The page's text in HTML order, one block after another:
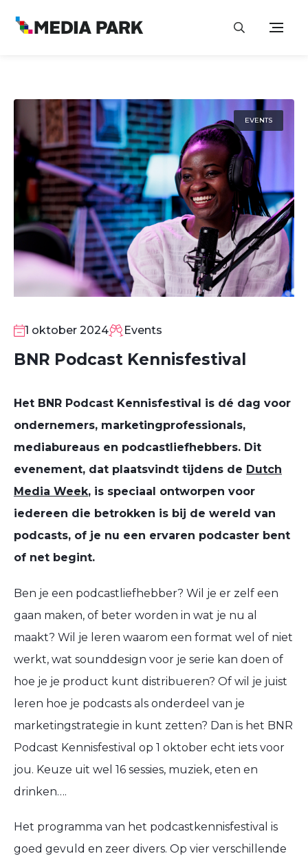
EVENTS
OKT1 oktober 2024 Events
BNR Podcast Kennisfestival
Het BNR Podcast Kennisfestival is dé dag voor
ondernemers, marketingprofessionals,
mediabureaus en podcastliefhebbers. Dit
evenement, dat plaatsvindt tijdens de Dutch
Media Week, is speciaal ontworpen voor
iedereen die betrokken is bij de wereld van
podcasts, of je nu een ervaren podcaster bent
of net begint.
Ben je een podcastliefhebber? Wil je er zelf een
gaan maken, of beter worden in wat je nu al
maakt? Wil je leren waarom een format wel of niet
werkt, wat sounddesign voor je serie kan doen of
hoe je je product kunt distribueren? Of wil je juist
leren hoe je podcasts als onderdeel van je
marketingstrategie in kunt zetten? Dan is het BNR
Podcast Kennisfestival op 1 oktober echt iets voor
jou. Keuze uit wel 16 sessies, muziek, eten en
drinken….
Het programma van het podcastkennisfestival is
goed gevuld en zeer divers. Op vier verschillende